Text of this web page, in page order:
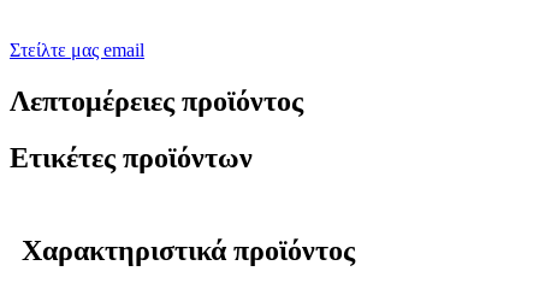
Στείλτε μας email
Λεπτομέρειες προϊόντος
Ετικέτες προϊόντων
Χαρακτηριστικά προϊόντος